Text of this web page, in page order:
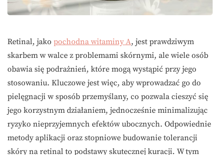
Retinal, jako pochodna witaminy A, jest prawdziwym
skarbem w walce z problemami skórnymi, ale wiele osób
obawia się podrażnień, które mogą wystąpić przy jego
stosowaniu. Kluczowe jest więc, aby wprowadzać go do
pielęgnacji w sposób przemyślany, co pozwala cieszyć się
jego korzystnym działaniem, jednocześnie minimalizując
ryzyko nieprzyjemnych efektów ubocznych. Odpowiednie
metody aplikacji oraz stopniowe budowanie tolerancji
skóry na retinal to podstawy skutecznej kuracji. W tym